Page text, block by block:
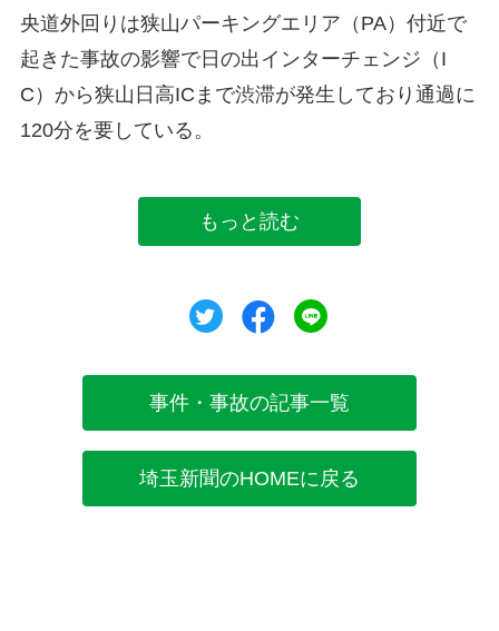
央道外回りは狭山パーキングエリア（PA）付近で
起きた事故の影響で日の出インターチェンジ（I
C）から狭山日高ICまで渋滞が発生しており通過に
120分を要している。
もっと読む
ツイートシェア
事件・事故の記事一覧
埼玉新聞のHOMEに戻る